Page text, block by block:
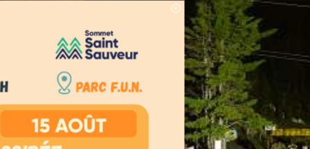
Viking / L'Odyssée du viking